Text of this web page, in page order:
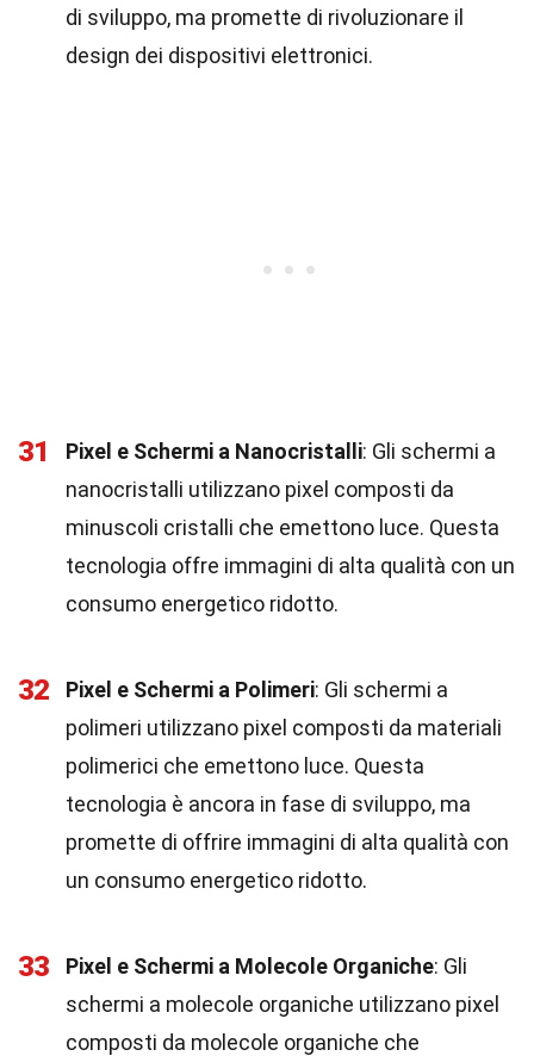
di sviluppo, ma promette di rivoluzionare il
design dei dispositivi elettronici.
31 Pixel e Schermi a Nanocristalli: Gli schermi a
nanocristalli utilizzano pixel composti da
minuscoli cristalli che emettono luce. Questa
tecnologia offre immagini di alta qualità con un
consumo energetico ridotto.
32 Pixel e Schermi a Polimeri: Gli schermi a
polimeri utilizzano pixel composti da materiali
polimerici che emettono luce. Questa
tecnologia è ancora in fase di sviluppo, ma
promette di offrire immagini di alta qualità con
un consumo energetico ridotto.
33 Pixel e Schermi a Molecole Organiche: Gli
schermi a molecole organiche utilizzano pixel
composti da molecole organiche che